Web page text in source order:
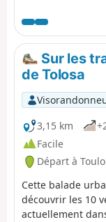
Sur les
de Tolosa
3,15 km
Facile
Départ à
Cette balade
découvrir les 10
actuellement